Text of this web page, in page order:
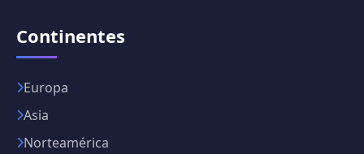
Continentes
Europa
Asia
Norteamérica